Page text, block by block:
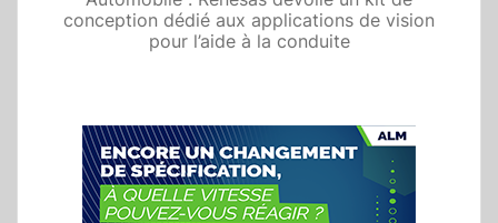
conception dédié aux applications de vision
pour l’aide à la conduite